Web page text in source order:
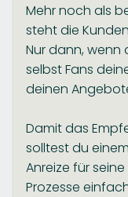
Mehr noch als
steht die
Nur dann, wenn
selbst Fans
deinen
Damit das
solltest du
Anreize für
Prozesse